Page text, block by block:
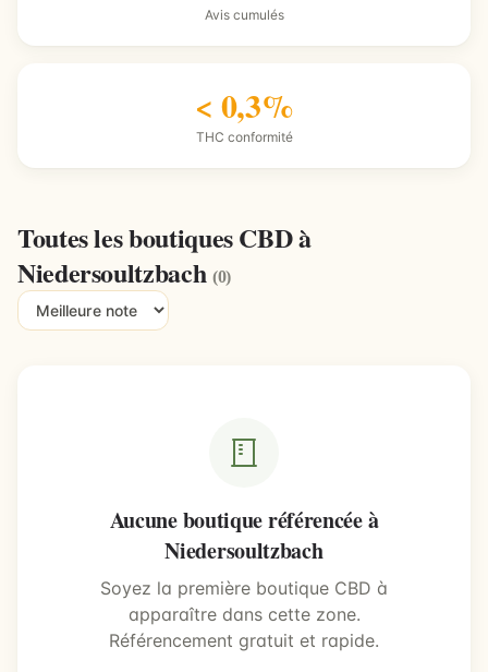
Avis cumulés
< 0,3%
THC conformité
Toutes les boutiques CBD à
Niedersoultzbach (0)
Aucune boutique référencée à
Niedersoultzbach
Soyez la première boutique CBD à
apparaître dans cette zone.
Référencement gratuit et rapide.